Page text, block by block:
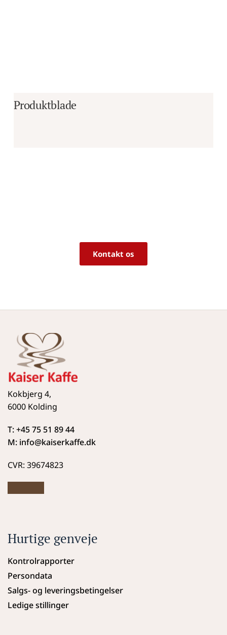
Produktblade
Kontakt os
Kokbjerg 4,
6000 Kolding
T: +45 75 51 89 44
M: info@kaiserkaffe.dk
CVR: 39674823
Hurtige genveje
Kontrolrapporter
Persondata
Salgs- og leveringsbetingelser
Ledige stillinger